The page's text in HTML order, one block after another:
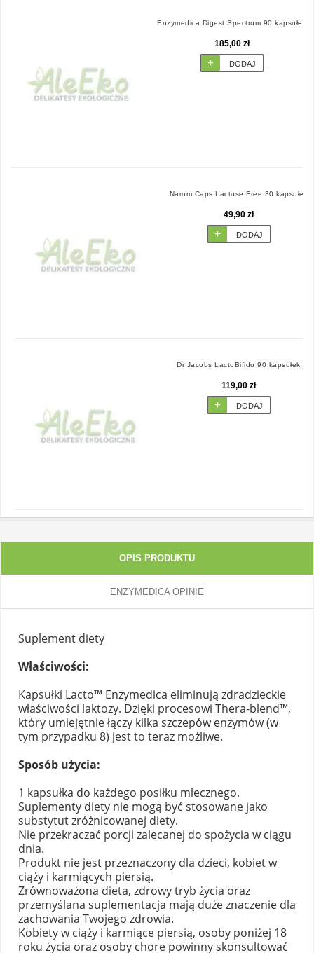
Enzymedica Digest Spectrum 90 kapsułek
185,00 zł
DODAJ
Narum Caps Lactose Free 30 kapsułek
49,90 zł
DODAJ
Dr Jacobs LactoBifido 90 kapsułek
119,00 zł
DODAJ
OPIS PRODUKTU
ENZYMEDICA OPINIE
Suplement diety
Właściwości:
Kapsułki Lacto™ Enzymedica eliminują zdradzieckie
właściwości laktozy. Dzięki procesowi Thera-blend™,
który umiejętnie łączy kilka szczepów enzymów (w
tym przypadku 8) jest to teraz możliwe.
Sposób użycia:
1 kapsułka do każdego posiłku mlecznego.
Suplementy diety nie mogą być stosowane jako
substytut zróżnicowanej diety.
Nie przekraczać porcji zalecanej do spożycia w ciągu
dnia.
Produkt nie jest przeznaczony dla dzieci, kobiet w
ciąży i karmiących piersią.
Zrównoważona dieta, zdrowy tryb życia oraz
przemyślana suplementacja mają duże znaczenie dla
zachowania Twojego zdrowia.
Kobiety w ciąży i karmiące piersią, osoby poniżej 18
roku życia oraz osoby chore powinny skonsultować